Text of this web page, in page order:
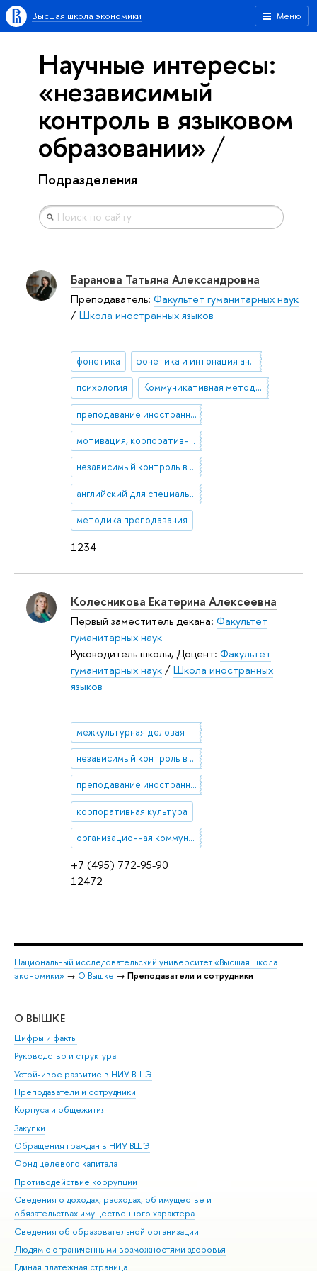
Меню
Высшая школа экономики
Научные интересы:
«независимый
контроль в языковом
образовании»
Подразделения
1234
Баранова Татьяна Александровна
Преподаватель: Факультет гуманитарных наук
/Школа иностранных языков
фонетика фонетика и интонация английского языка
психология Коммуникативная методика обучения иностранному языку.
преподавание иностранных языков и культур
мотивация, корпоративная культура, ценностный подход
независимый контроль в языковом образовании
английский для специальных целей
методика преподавания
+7 (495) 772-95-90
12472
Колесникова Екатерина Алексеевна
Первый заместитель декана: Факультет
гуманитарных наук
Руководитель школы, Доцент: Факультет
гуманитарных наук/Школа иностранных
языков
межкультурная деловая коммуникация
независимый контроль в языковом образовании
преподавание иностранных языков и культур
корпоративная культура
организационная коммуникация
Национальный исследовательский университет «Высшая школа
экономики» → О Вышке → Преподаватели и сотрудники
О ВЫШКЕ
Цифры и факты
Руководство и структура
Устойчивое развитие в НИУ ВШЭ
Преподаватели и сотрудники
Корпуса и общежития
Закупки
Обращения граждан в НИУ ВШЭ
Фонд целевого капитала
Противодействие коррупции
Сведения о доходах, расходах, об имуществе и
обязательствах имущественного характера
Сведения об образовательной организации
Людям с ограниченными возможностями здоровья
Единая платежная страница